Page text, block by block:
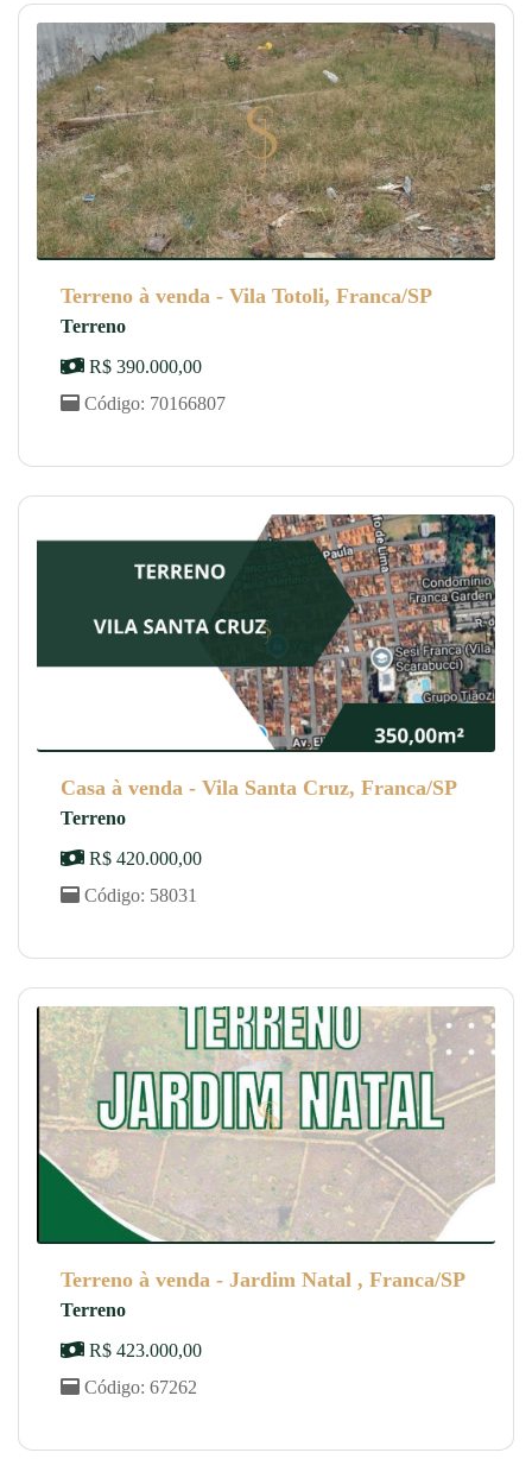
Terreno à venda - Vila Totoli, Franca/SP
Terreno
R$ 390.000,00
Código: 70166807
Casa à venda - Vila Santa Cruz, Franca/SP
Terreno
R$ 420.000,00
Código: 58031
Terreno à venda - Jardim Natal , Franca/SP
Terreno
R$ 423.000,00
Código: 67262